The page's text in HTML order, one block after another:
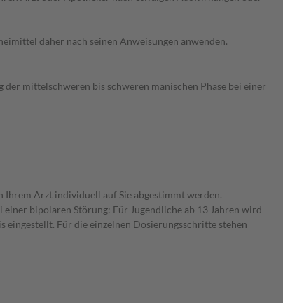
daher nach seinen Anweisungen anwenden.
mittelschweren bis schweren manischen Phase bei einer
Ihrem Arzt individuell auf Sie abgestimmt werden.
bipolaren Störung: Für Jugendliche ab 13 Jahren wird
Für die einzelnen Dosierungsschritte stehen